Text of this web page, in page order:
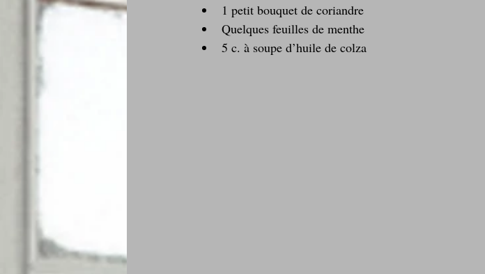
1 petit bouquet de coriandre
Quelques feuilles de menthe
5 c. à soupe d’huile de colza